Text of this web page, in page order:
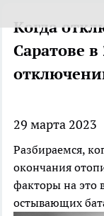
Когда
Саратове
29 марта 2023
Разбираемся,
окончания
факторы на это
остывающих